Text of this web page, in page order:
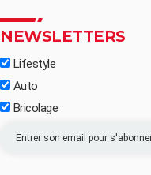
NEWSLETTERS
Lifestyle
Auto
Bricolage